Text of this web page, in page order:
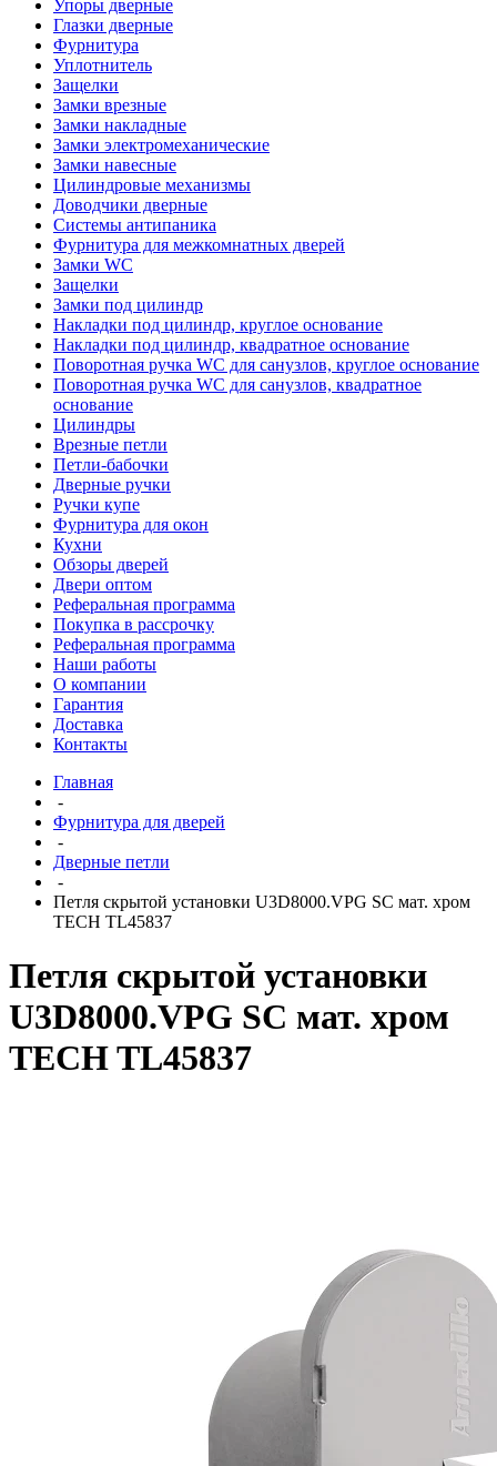
Упоры дверные
Глазки дверные
Фурнитура
Уплотнитель
Защелки
Замки врезные
Замки накладные
Замки электромеханические
Замки навесные
Цилиндровые механизмы
Доводчики дверные
Системы антипаника
Фурнитура для межкомнатных дверей
Замки WC
Защелки
Замки под цилиндр
Накладки под цилиндр, круглое основание
Накладки под цилиндр, квадратное основание
Поворотная ручка WC для санузлов, круглое основание
Поворотная ручка WC для санузлов, квадратное
основание
Цилиндры
Врезные петли
Петли-бабочки
Дверные ручки
Ручки купе
Фурнитура для окон
Кухни
Обзоры дверей
Двери оптом
Реферальная программа
Покупка в рассрочку
Реферальная программа
Наши работы
О компании
Гарантия
Доставка
Контакты
Главная
-
Фурнитура для дверей
-
Дверные петли
-
Петля скрытой установки U3D8000.VPG SC мат. хром
TECH TL45837
Петля скрытой установки
U3D8000.VPG SC мат. хром
TECH TL45837